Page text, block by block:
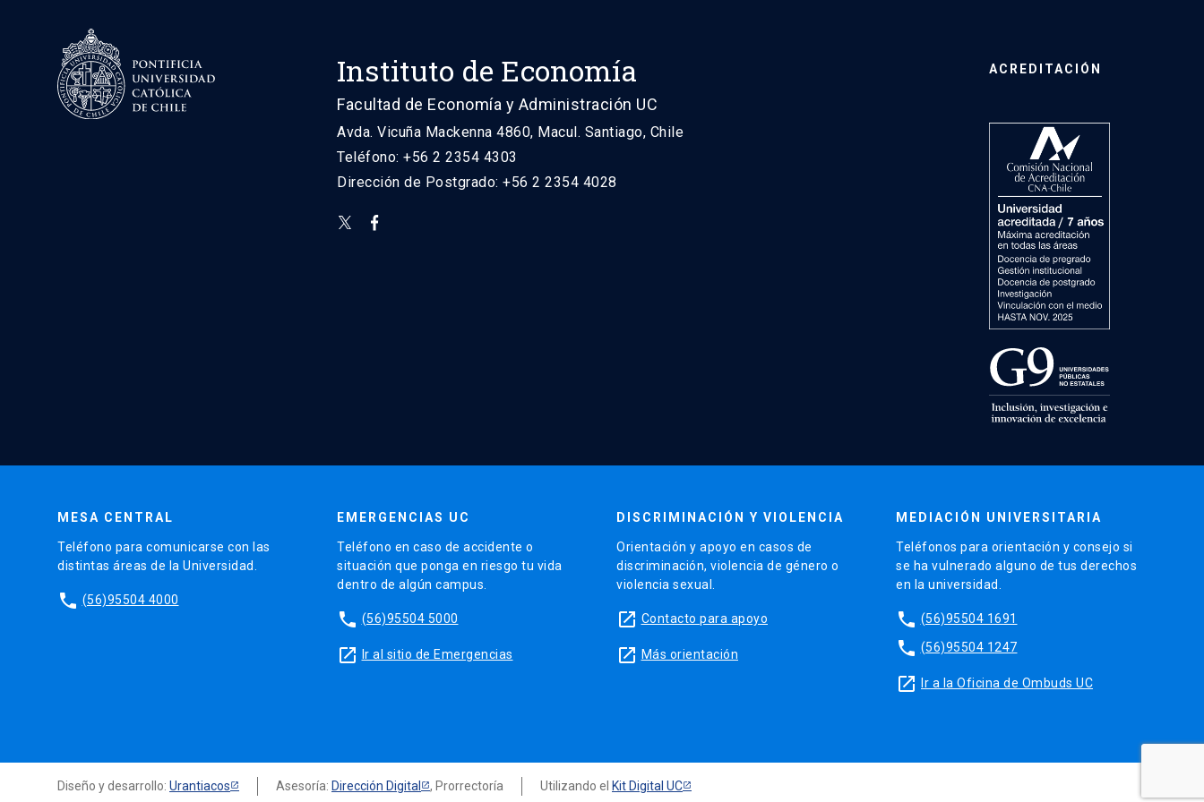
Instituto de Economía
Facultad de Economía y Administración UC
Avda. Vicuña Mackenna 4860, Macul. Santiago, Chile
Teléfono: +56 2 2354 4303
Dirección de Postgrado: +56 2 2354 4028
ACREDITACIÓN
MESA CENTRAL
Teléfono para comunicarse con las
distintas áreas de la Universidad.
phone (56)95504 4000
EMERGENCIAS UC
Teléfono en caso de accidente o
situación que ponga en riesgo tu vida
dentro de algún campus.
phone (56)95504 5000
launch Ir al sitio de Emergencias
DISCRIMINACIÓN Y VIOLENCIA
Orientación y apoyo en casos de
discriminación, violencia de género o
violencia sexual.
launch Contacto para apoyo
launch Más orientación
MEDIACIÓN UNIVERSITARIA
Teléfonos para orientación y consejo si
se ha vulnerado alguno de tus derechos
en la universidad.
phone (56)95504 1691
phone (56)95504 1247
launch Ir a la Oficina de Ombuds UC
Diseño y desarrollo: Urantiacos Asesoría: Dirección Digital , Prorrectoría Utilizando el Kit Digital UC